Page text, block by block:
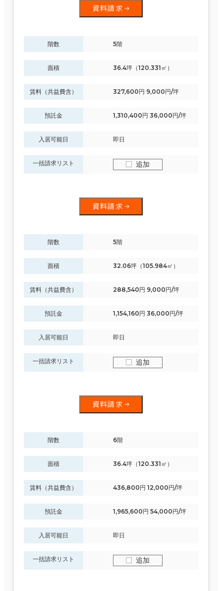
資料請求
階数 5階
面積 36.4坪（120.331㎡）
賃料（共益費含） 327,600円 9,000円/坪
預託金 1,310,400円 36,000円/坪
入居可能日 即日
一括請求リスト 追加
資料請求
階数 5階
面積 32.06坪（105.984㎡）
賃料（共益費含） 288,540円 9,000円/坪
預託金 1,154,160円 36,000円/坪
入居可能日 即日
一括請求リスト 追加
資料請求
階数 6階
面積 36.4坪（120.331㎡）
賃料（共益費含） 436,800円 12,000円/坪
預託金 1,965,600円 54,000円/坪
入居可能日 即日
一括請求リスト 追加